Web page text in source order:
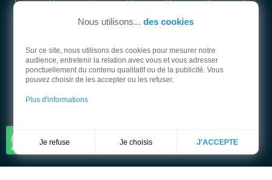
Nous utilisons... des cookies
Sur ce site, nous utilisons des cookies pour mesurer notre
audience, entretenir la relation avec vous et vous adresser
ponctuellement du contenu qualitatif ou de la publicité. Vous
pouvez choisir de les accepter ou les refuser.
Plus d'informations
Je refuse Je choisis J'ACCEPTE
PARTENAIRE OFFICIEL
Discuter sur WhatsApp